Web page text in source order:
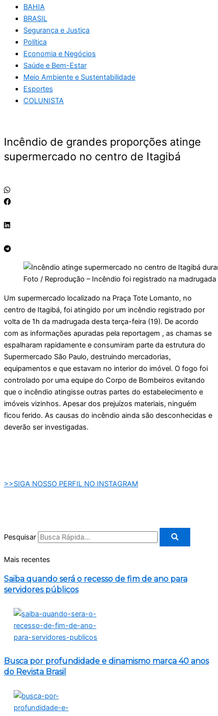
BAHIA
BRASIL
Segurança e Justiça
Política
Economia e Negócios
Saúde e Bem-Estar
Meio Ambiente e Sustentabilidade
Esportes
COLUNISTA
Incêndio de grandes proporções atinge
supermercado no centro de Itagibá
Foto / Reprodução – Incêndio foi registrado na madrugada
Um supermercado localizado na Praça Tote Lomanto, no
centro de Itagibá, foi atingido por um incêndio registrado por
volta de 1h da madrugada desta terça-feira (19). De acordo
com as informações apuradas pela reportagem , as chamas se
espalharam rapidamente e consumiram parte da estrutura do
Supermercado São Paulo, destruindo mercadorias,
equipamentos e que estavam no interior do imóvel. O fogo foi
controlado por uma equipe do Corpo de Bombeiros evitando
que o incêndio atingisse outras partes do estabelecimento e
imóveis vizinhos. Apesar dos prejuízos materiais, ninguém
ficou ferido. As causas do incêndio ainda são desconhecidas e
deverão ser investigadas.
>>SIGA NOSSO PERFIL NO INSTAGRAM
Pesquisar
Mais recentes
Saiba quando será o recesso de fim de ano para
servidores públicos
Busca por profundidade e dinamismo marca 40 anos
do Revista Brasil